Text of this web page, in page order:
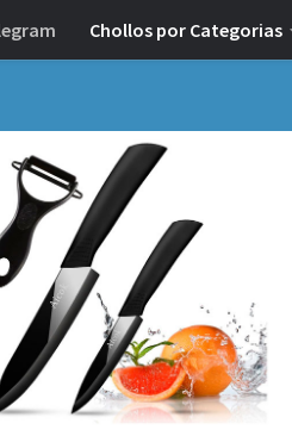
Chollos por Categorias